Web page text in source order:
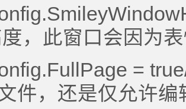
，此窗口会因为
=
件，还是仅允许